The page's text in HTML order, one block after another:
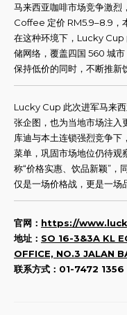
马来西亚咖啡市场竞争激
Coffee 定价 RM5.9–8.9，
在这种环境下，Lucky Cup
储网络，覆盖四国 560 城
保持低价的同时，不断推新
Lucky Cup 此次进军马来
张企图，也为当地市场注入
库迪与本土连锁强烈竞争
菜单，巩固市场地位仍待观
称“价格实惠、饮品新颖”，
仅是一场价格战，更是一场
官网： https://
地址： SO 16-3&3A KL
OFFICE, NO.3 JALAN
联系方式：01-7472 1356